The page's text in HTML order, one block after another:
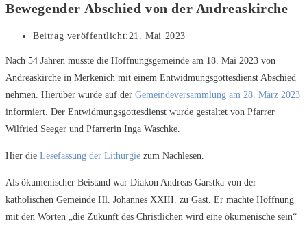
Bewegender Abschied von der Andreaskirche
Beitrag veröffentlicht:21. Mai 2023
Nach 54 Jahren musste die Hoffnungsgemeinde am 18. Mai 2023 von
Andreaskirche in Merkenich mit einem Entwidmungsgottesdienst Abschied
nehmen. Hierüber wurde auf der Gemeindeversammlung am 28. März 2023
informiert. Der Entwidmungsgottesdienst wurde gestaltet von Pfarrer
Wilfried Seeger und Pfarrerin Inga Waschke.
Hier die Lesefassung der Lithurgie zum Nachlesen.
Als ökumenischer Beistand war Diakon Andreas Garstka von der
katholischen Gemeinde Hl. Johannes XXIII. zu Gast. Er machte Hoffnung
mit den Worten „die Zukunft des Christlichen wird eine ökumenische sein“